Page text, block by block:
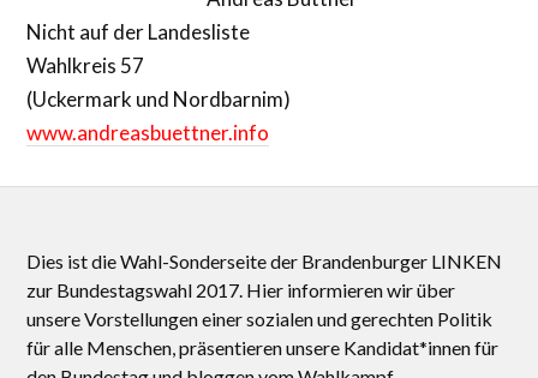
Nicht auf der Landesliste
Wahlkreis 57
(Uckermark und Nordbarnim)
www.andreasbuettner.info
Dies ist die Wahl-Sonderseite der Brandenburger LINKEN
zur Bundestagswahl 2017. Hier informieren wir über
unsere Vorstellungen einer sozialen und gerechten Politik
für alle Menschen, präsentieren unsere Kandidat*innen für